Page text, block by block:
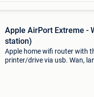
Apple AirPort Extreme -
station)
Apple home wifi router with
printer/drive via usb. Wan,